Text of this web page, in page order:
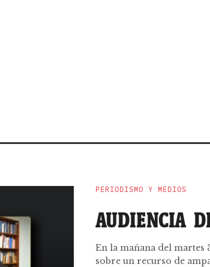
PERIODISMO Y MEDIOS
AUDIENCIA
En la mañana del martes
sobre un recurso de